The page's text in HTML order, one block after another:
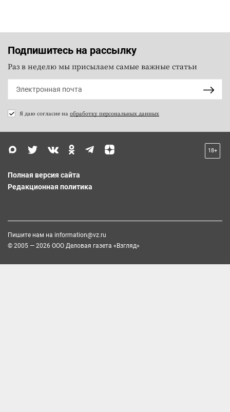
Подпишитесь на рассылку
Раз в неделю мы присылаем самые важные статьи
Я даю согласие на обработку персональных данных
18+
Полная версия сайта
Редакционная политика
Пишите нам на information@vz.ru
© 2005 — 2026 ООО Деловая газета «Взгляд»